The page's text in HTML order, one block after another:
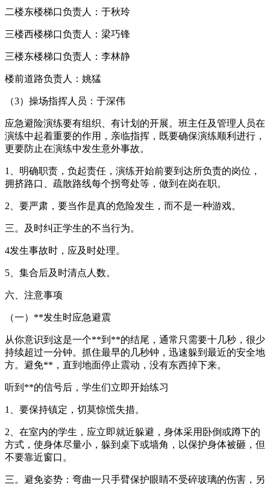
二楼东楼梯口负责人：于秋玲
三楼西楼梯口负责人：梁巧锋
三楼东楼梯口负责人：李林静
楼前道路负责人：姚猛
（3）操场指挥人员：于深伟
应急避险演练要有组织、有计划的开展。班主任及管理人员在
演练中起着重要的作用，亲临指挥，既要确保演练顺利进行，
更要防止在演练中发生意外事故。
1、明确职责，负起责任，演练开始前要到达所负责的岗位，
拥挤路口、疏散路线每个拐弯处等，做到在岗在职。
2、要严肃，要当作是真的危险发生，而不是一种游戏。
三。及时纠正学生的不当行为。
4发生事故时，应及时处理。
5、集合后及时清点人数。
六、注意事项
（一）**发生时应急避震
从你意识到这是一个**到**的结尾，通常只需要十几秒，很少
持续超过一分钟。抓住最早的几秒钟，迅速躲到最近的安全地
方。避免**，直到地面停止震动，没有东西掉下来。
听到**的信号后，学生们立即开始练习
1、要保持镇定，切莫惊慌失措。
2、在室内的学生，应立即就近躲避，身体采用卧倒或蹲下的
方式，使身体尽量小，躲到桌下或墙角，以保护身体被砸，但
不要靠近窗口。
三。避免姿势：弯曲一只手臂保护眼睛不受碎玻璃的伤害，另